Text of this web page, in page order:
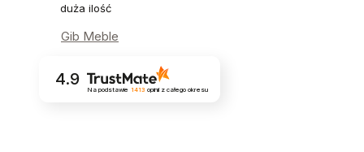
duża ilość
Gib Meble
4.9
Na podstawie 1413 opinii z całego okresu